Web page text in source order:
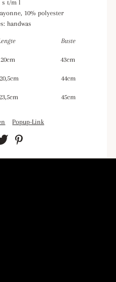
s t/m l
10% polyester
handwas
Buste
43cm
44cm
45cm
Popup-Link